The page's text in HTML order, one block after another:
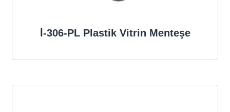
İ-306-PL Plastik Vitrin Menteşe